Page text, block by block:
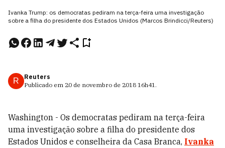
Ivanka Trump: os democratas pediram na terça-feira uma investigação
sobre a filha do presidente dos Estados Unidos (Marcos Brindicci/Reuters)
R
Reuters
Publicado em 20 de novembro de 2018 16h41.
Washington - Os democratas pediram na terça-feira
uma investigação sobre a filha do presidente dos
Estados Unidos e conselheira da Casa Branca, Ivanka